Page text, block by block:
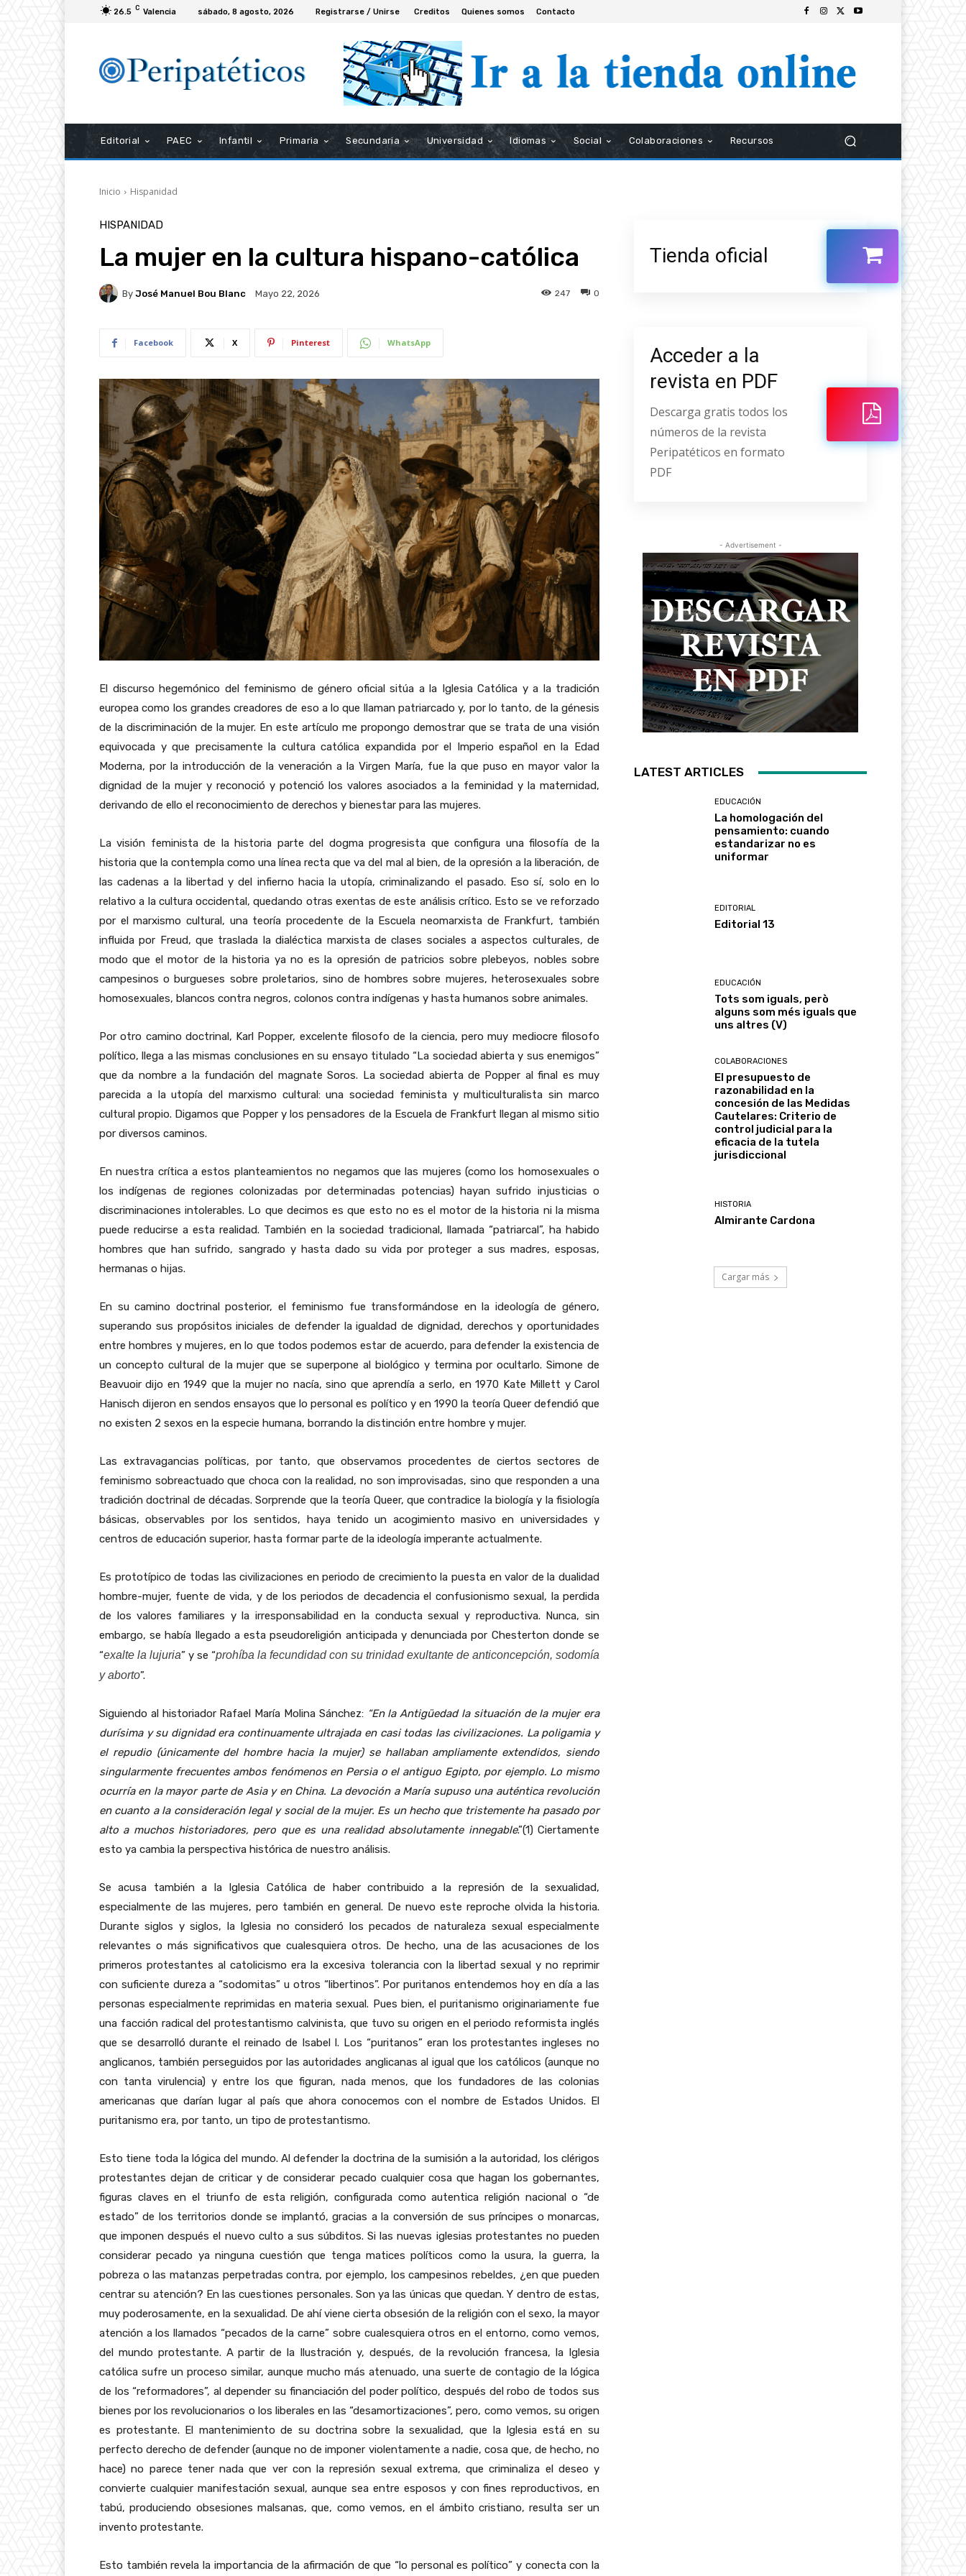
26.5 C Valencia sábado, 8 agosto, 2026 Registrarse / Unirse Creditos Quienes somos Contacto
Editorial PAEC Infantil Primaria Secundaria Universidad Idiomas Social Colaboraciones Recursos
Inicio Hispanidad
HISPANIDAD
La mujer en la cultura hispano-católica
By José Manuel Bou Blanc Mayo 22, 2026 0
247
Facebook X Pinterest WhatsApp
El discurso hegemónico del feminismo de género oficial sitúa a la Iglesia Católica y a la tradición
europea como los grandes creadores de eso a lo que llaman patriarcado y, por lo tanto, de la génesis
de la discriminación de la mujer. En este artículo me propongo demostrar que se trata de una visión
equivocada y que precisamente la cultura católica expandida por el Imperio español en la Edad
Moderna, por la introducción de la veneración a la Virgen María, fue la que puso en mayor valor la
dignidad de la mujer y reconoció y potenció los valores asociados a la feminidad y la maternidad,
derivando de ello el reconocimiento de derechos y bienestar para las mujeres.
La visión feminista de la historia parte del dogma progresista que configura una filosofía de la
historia que la contempla como una línea recta que va del mal al bien, de la opresión a la liberación, de
las cadenas a la libertad y del infierno hacia la utopía, criminalizando el pasado. Eso sí, solo en lo
relativo a la cultura occidental, quedando otras exentas de este análisis crítico. Esto se ve reforzado
por el marxismo cultural, una teoría procedente de la Escuela neomarxista de Frankfurt, también
influida por Freud, que traslada la dialéctica marxista de clases sociales a aspectos culturales, de
modo que el motor de la historia ya no es la opresión de patricios sobre plebeyos, nobles sobre
campesinos o burgueses sobre proletarios, sino de hombres sobre mujeres, heterosexuales sobre
homosexuales, blancos contra negros, colonos contra indígenas y hasta humanos sobre animales.
Por otro camino doctrinal, Karl Popper, excelente filosofo de la ciencia, pero muy mediocre filosofo
político, llega a las mismas conclusiones en su ensayo titulado “La sociedad abierta y sus enemigos”
que da nombre a la fundación del magnate Soros. La sociedad abierta de Popper al final es muy
parecida a la utopía del marxismo cultural: una sociedad feminista y multiculturalista sin marco
cultural propio. Digamos que Popper y los pensadores de la Escuela de Frankfurt llegan al mismo sitio
por diversos caminos.
En nuestra crítica a estos planteamientos no negamos que las mujeres (como los homosexuales o
los indígenas de regiones colonizadas por determinadas potencias) hayan sufrido injusticias o
discriminaciones intolerables. Lo que decimos es que esto no es el motor de la historia ni la misma
puede reducirse a esta realidad. También en la sociedad tradicional, llamada “patriarcal”, ha habido
hombres que han sufrido, sangrado y hasta dado su vida por proteger a sus madres, esposas,
hermanas o hijas.
En su camino doctrinal posterior, el feminismo fue transformándose en la ideología de género,
superando sus propósitos iniciales de defender la igualdad de dignidad, derechos y oportunidades
entre hombres y mujeres, en lo que todos podemos estar de acuerdo, para defender la existencia de
un concepto cultural de la mujer que se superpone al biológico y termina por ocultarlo. Simone de
Beavuoir dijo en 1949 que la mujer no nacía, sino que aprendía a serlo, en 1970 Kate Millett y Carol
Hanisch dijeron en sendos ensayos que lo personal es político y en 1990 la teoría Queer defendió que
no existen 2 sexos en la especie humana, borrando la distinción entre hombre y mujer.
Las extravagancias políticas, por tanto, que observamos procedentes de ciertos sectores de
feminismo sobreactuado que choca con la realidad, no son improvisadas, sino que responden a una
tradición doctrinal de décadas. Sorprende que la teoría Queer, que contradice la biología y la fisiología
básicas, observables por los sentidos, haya tenido un acogimiento masivo en universidades y
centros de educación superior, hasta formar parte de la ideología imperante actualmente.
Es prototípico de todas las civilizaciones en periodo de crecimiento la puesta en valor de la dualidad
hombre-mujer, fuente de vida, y de los periodos de decadencia el confusionismo sexual, la perdida
de los valores familiares y la irresponsabilidad en la conducta sexual y reproductiva. Nunca, sin
embargo, se había llegado a esta pseudoreligión anticipada y denunciada por Chesterton donde se
“exalte la lujuria” y se “prohíba la fecundidad con su trinidad exultante de anticoncepción, sodomía
y aborto”.
Siguiendo al historiador Rafael María Molina Sánchez: “En la Antigüedad la situación de la mujer era
durísima y su dignidad era continuamente ultrajada en casi todas las civilizaciones. La poligamia y
el repudio (únicamente del hombre hacia la mujer) se hallaban ampliamente extendidos, siendo
singularmente frecuentes ambos fenómenos en Persia o el antiguo Egipto, por ejemplo. Lo mismo
ocurría en la mayor parte de Asia y en China. La devoción a María supuso una auténtica revolución
en cuanto a la consideración legal y social de la mujer. Es un hecho que tristemente ha pasado por
alto a muchos historiadores, pero que es una realidad absolutamente innegable.”(1) Ciertamente
esto ya cambia la perspectiva histórica de nuestro análisis.
Se acusa también a la Iglesia Católica de haber contribuido a la represión de la sexualidad,
especialmente de las mujeres, pero también en general. De nuevo este reproche olvida la historia.
Durante siglos y siglos, la Iglesia no consideró los pecados de naturaleza sexual especialmente
relevantes o más significativos que cualesquiera otros. De hecho, una de las acusaciones de los
primeros protestantes al catolicismo era la excesiva tolerancia con la libertad sexual y no reprimir
con suficiente dureza a “sodomitas” u otros “libertinos”. Por puritanos entendemos hoy en día a las
personas especialmente reprimidas en materia sexual. Pues bien, el puritanismo originariamente fue
una facción radical del protestantismo calvinista, que tuvo su origen en el periodo reformista inglés
que se desarrolló durante el reinado de Isabel I. Los “puritanos” eran los protestantes ingleses no
anglicanos, también perseguidos por las autoridades anglicanas al igual que los católicos (aunque no
con tanta virulencia) y entre los que figuran, nada menos, que los fundadores de las colonias
americanas que darían lugar al país que ahora conocemos con el nombre de Estados Unidos. El
puritanismo era, por tanto, un tipo de protestantismo.
Esto tiene toda la lógica del mundo. Al defender la doctrina de la sumisión a la autoridad, los clérigos
protestantes dejan de criticar y de considerar pecado cualquier cosa que hagan los gobernantes,
figuras claves en el triunfo de esta religión, configurada como autentica religión nacional o “de
estado” de los territorios donde se implantó, gracias a la conversión de sus príncipes o monarcas,
que imponen después el nuevo culto a sus súbditos. Si las nuevas iglesias protestantes no pueden
considerar pecado ya ninguna cuestión que tenga matices políticos como la usura, la guerra, la
pobreza o las matanzas perpetradas contra, por ejemplo, los campesinos rebeldes, ¿en que pueden
centrar su atención? En las cuestiones personales. Son ya las únicas que quedan. Y dentro de estas,
muy poderosamente, en la sexualidad. De ahí viene cierta obsesión de la religión con el sexo, la mayor
atención a los llamados “pecados de la carne” sobre cualesquiera otros en el entorno, como vemos,
del mundo protestante. A partir de la Ilustración y, después, de la revolución francesa, la Iglesia
católica sufre un proceso similar, aunque mucho más atenuado, una suerte de contagio de la lógica
de los “reformadores”, al depender su financiación del poder político, después del robo de todos sus
bienes por los revolucionarios o los liberales en las “desamortizaciones”, pero, como vemos, su origen
es protestante. El mantenimiento de su doctrina sobre la sexualidad, que la Iglesia está en su
perfecto derecho de defender (aunque no de imponer violentamente a nadie, cosa que, de hecho, no
hace) no parece tener nada que ver con la represión sexual extrema, que criminaliza el deseo y
convierte cualquier manifestación sexual, aunque sea entre esposos y con fines reproductivos, en
tabú, produciendo obsesiones malsanas, que, como vemos, en el ámbito cristiano, resulta ser un
invento protestante.
Esto también revela la importancia de la afirmación de que “lo personal es político” y conecta con la
Tienda oficial
Acceder a la
revista en PDF
Descarga gratis todos los
números de la revista
Peripatéticos en formato
PDF
- Advertisement -
LATEST ARTICLES
EDUCACIÓN
La homologación del
pensamiento: cuando
estandarizar no es
uniformar
EDITORIAL
Editorial 13
EDUCACIÓN
Tots som iguals, però
alguns som més iguals que
uns altres (V)
COLABORACIONES
El presupuesto de
razonabilidad en la
concesión de las Medidas
Cautelares: Criterio de
control judicial para la
eficacia de la tutela
jurisdiccional
HISTORIA
Almirante Cardona
Cargar más